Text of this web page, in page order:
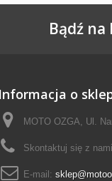
Bądź na
Informacja o
MOTO OZGA, Ul.
Skontaktuj się z
E-mail: